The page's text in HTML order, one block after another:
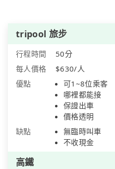
tripool 旅步
行程時間
50分
每人價格
$630/人
優點
可1~8位乘客
哪裡都能接
保證出車
價格透明
缺點
無臨時叫車
不收現金
高鐵